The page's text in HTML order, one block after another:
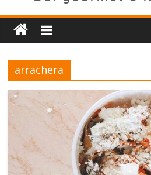
Gordoteca
Del
la
garnacha
arrachera